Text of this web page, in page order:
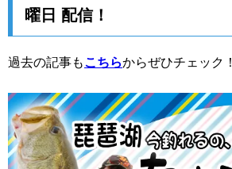
曜日 配信！
過去の記事もこちらからぜひチェック！